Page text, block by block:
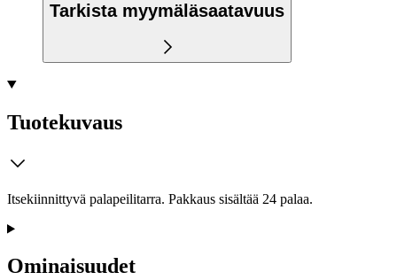
Tarkista myymäläsaatavuus
Tuotekuvaus
Itsekiinnittyvä palapeilitarra. Pakkaus sisältää 24 palaa.
Ominaisuudet